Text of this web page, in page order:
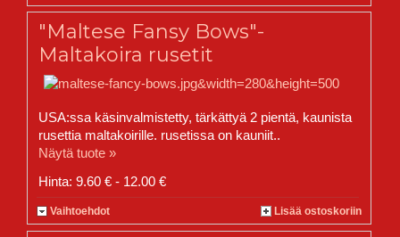
"Maltese Fansy Bows"-
Maltakoira rusetit
USA:ssa käsinvalmistetty, tärkättyä 2 pientä, kaunista
rusettia maltakoirille. rusetissa on kauniit..
Näytä tuote »
Hinta: 9.60 € - 12.00 €
Vaihtoehdot Lisää ostoskoriin